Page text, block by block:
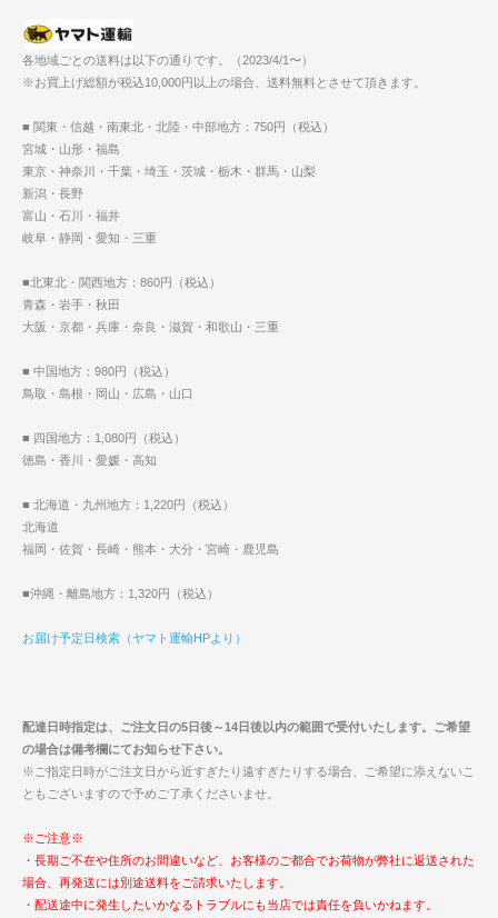
各地域ごとの送料は以下の通りです。（2023/4/1〜）
※お買上げ総額が税込10,000円以上の場合、送料無料とさせて頂きます。
■ 関東・信越・南東北・北陸・中部地方：750円（税込）
宮城・山形・福島
東京・神奈川・千葉・埼玉・茨城・栃木・群馬・山梨
新潟・長野
富山・石川・福井
岐阜・静岡・愛知・三重
■北東北・関西地方：860円（税込）
青森・岩手・秋田
大阪・京都・兵庫・奈良・滋賀・和歌山・三重
■ 中国地方：980円（税込）
鳥取・島根・岡山・広島・山口
■ 四国地方：1,080円（税込）
徳島・香川・愛媛・高知
■ 北海道・九州地方：1,220円（税込）
北海道
福岡・佐賀・長崎・熊本・大分・宮崎・鹿児島
■沖縄・離島地方：1,320円（税込）
お届け予定日検索（ヤマト運輸HPより）
配達日時指定は、ご注文日の5日後～14日後以内の範囲で受付いたします。ご希望
の場合は備考欄にてお知らせ下さい。
※ご指定日時がご注文日から近すぎたり遠すぎたりする場合、ご希望に添えないこ
ともございますので予めご了承くださいませ。
※ご注意※
・長期ご不在や住所のお間違いなど、お客様のご都合でお荷物が弊社に返送された
場合、再発送には別途送料をご請求いたします。
・配送途中に発生したいかなるトラブルにも当店では責任を負いかねます。